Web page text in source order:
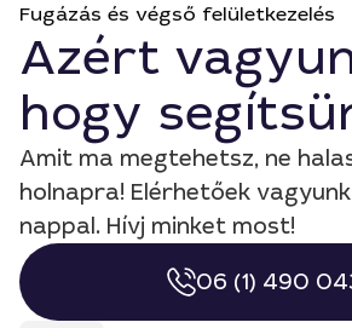
Fugázás és végső felületkezelés
Azért
hogy
Amit ma megtehetsz, ne
holnapra! Elérhetőek
nappal. Hívj minket most!
06 (1) 490